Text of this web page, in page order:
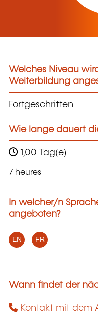
Welches Niveau
Weiterbildung
Fortgeschritten
Wie lange dauert
1,00 Tag(e)
7 heures
In welcher/n
angeboten?
EN FR
Wann findet der
Kontakt mit dem